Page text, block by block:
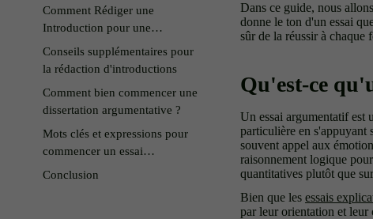
Comment Rédiger une
Introduction pour une
Dissertation Argumentative
Avancée
Conseils supplémentaires pour
la rédaction d'introductions
Comment bien commencer une
dissertation argumentative ?
Mots clés et expressions pour
commencer un essai
argumentatif
Conclusion
Dans ce guide, nous
donne le ton d'un essai
sûr de la réussir à chaque
Qu'est-ce
Un essai argumentatif est
particulière en s'appuyant
souvent appel aux
raisonnement logique
quantitatives plutôt que
Bien que les essais
par leur orientation et leur